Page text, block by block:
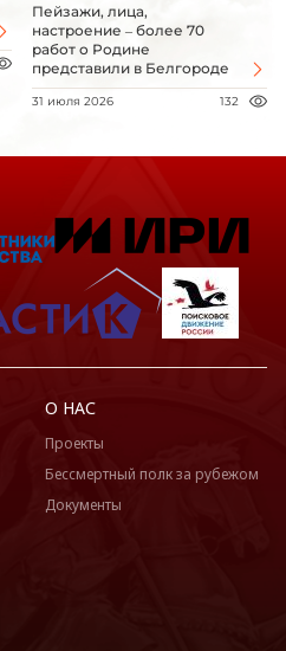
Пейзажи, лица,
настроение – более 70
работ о Родине
представили в Белгороде
31 июля 2026 132
О НАС
Проекты
Бессмертный полк за рубежом
Документы